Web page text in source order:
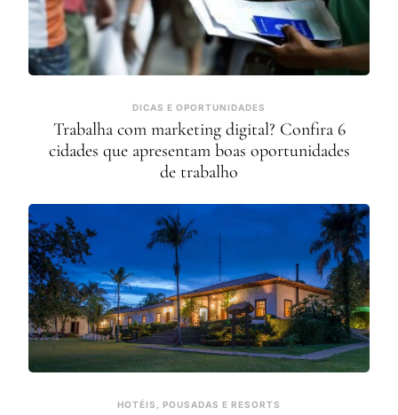
DICAS E OPORTUNIDADES
Trabalha com marketing digital? Confira 6
cidades que apresentam boas oportunidades
de trabalho
HOTÉIS, POUSADAS E RESORTS